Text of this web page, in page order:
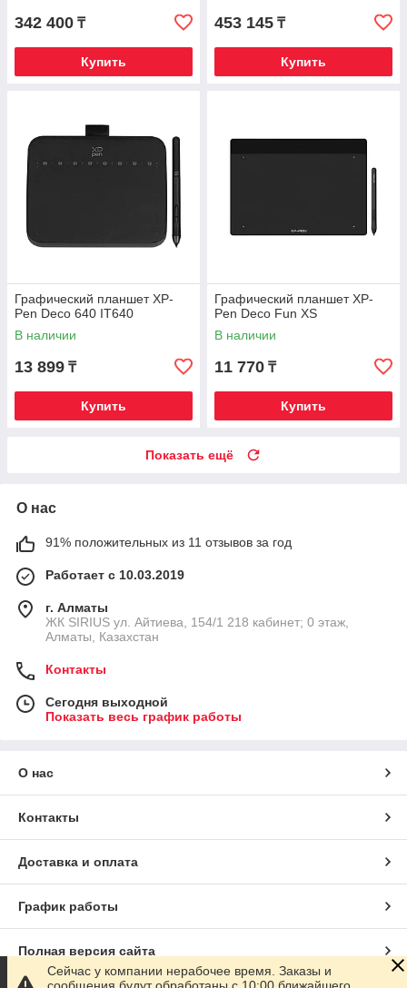
342 400 ₸
Купить
453 145 ₸
Купить
Графический планшет XP-
Pen Deco 640 IT640
В наличии
13 899 ₸
Купить
Графический планшет XP-
Pen Deco Fun XS
В наличии
11 770 ₸
Купить
Показать ещё
О нас
91% положительных из 11 отзывов за год
Работает с 10.03.2019
г. Алматы
​ЖК SIRIUS​ ул. Айтиева, 154/1​ 218 кабинет; 0 этаж,
Алматы, Казахстан
Контакты
Сегодня выходной
Показать весь график работы
О нас
Контакты
Доставка и оплата
График работы
Полная версия сайта
Сейчас у компании нерабочее время. Заказы и